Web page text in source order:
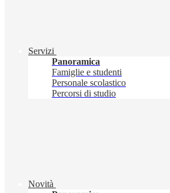
Servizi
Panoramica
Famiglie e studenti
Personale scolastico
Percorsi di studio
Novità